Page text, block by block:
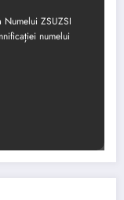
Numelui ZSUZSI
numelui